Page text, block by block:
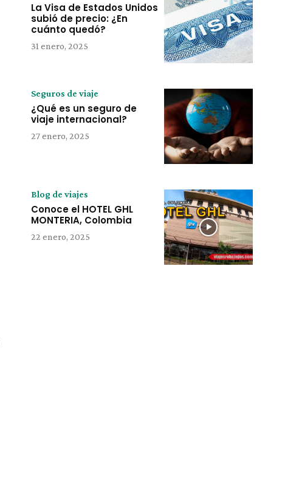
La Visa de Estados Unidos
subió de precio: ¿En
cuánto quedó?
31 enero, 2025
Seguros de viaje
¿Qué es un seguro de
viaje internacional?
27 enero, 2025
Blog de viajes
Conoce el HOTEL GHL
MONTERIA, Colombia
22 enero, 2025